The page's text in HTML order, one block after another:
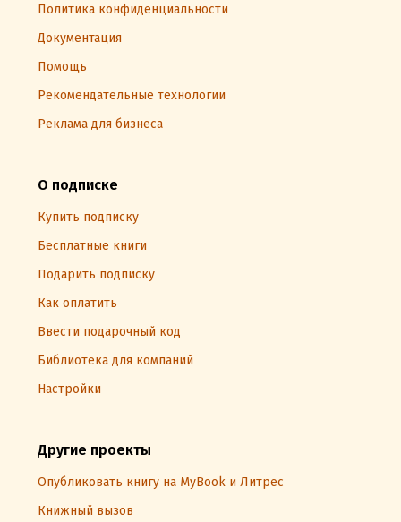
Политика конфиденциальности
Документация
Помощь
Рекомендательные технологии
Реклама для бизнеса
О подписке
Купить подписку
Бесплатные книги
Подарить подписку
Как оплатить
Ввести подарочный код
Библиотека для компаний
Настройки
Другие проекты
Опубликовать книгу на MyBook и Литрес
Книжный вызов